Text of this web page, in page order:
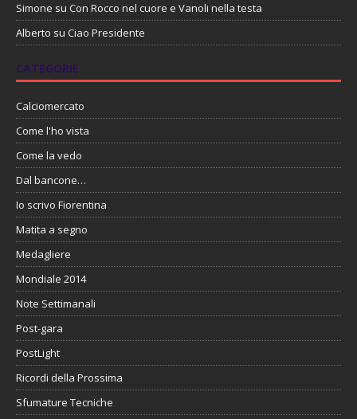
Simone su Con Rocco nel cuore e Vanoli nella testa
Alberto su Ciao Presidente
CATEGORIE
Calciomercato
Come l'ho vista
Come la vedo
Dal bancone…
Io scrivo Fiorentina
Matita a segno
Medagliere
Mondiale 2014
Note Settimanali
Post-gara
PostLight
Ricordi della Prossima
Sfumature Tecniche